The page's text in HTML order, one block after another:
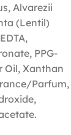
Alvarezii
(Lentil)
PPG-
Oil, Xanthan
Parfum,